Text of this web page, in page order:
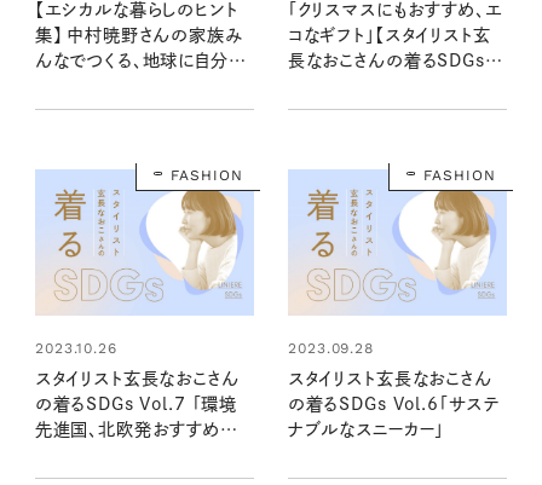
【エシカルな暮らしのヒント
集】 中村暁野さんの家族み
んなでつくる、地球に自分に
「クリスマスにもおすすめ、エ
コなギフト」【スタイリスト玄
長なおこさんの着るSDGs
FASHION
2023.10.26
スタイリスト玄長なおこさん
の着るSDGs Vol.7 「環境
先進国、北欧発おすすめブラ
FASHION
2023.09.28
スタイリスト玄長なおこさん
の着るSDGs Vol.6「サステ
ナブルなスニーカー」